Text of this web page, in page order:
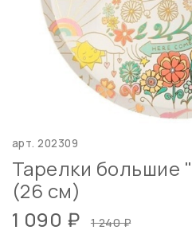
арт.202309
Тарелки большие
(26 см)
1 090 ₽
1 240 ₽